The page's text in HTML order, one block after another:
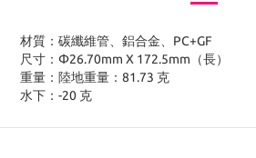
材質：碳纖維管、鋁合金、PC+GF
尺寸：Φ26.70mm X 172.5mm（長）
重量：陸地重量：81.73 克
水下：-20 克